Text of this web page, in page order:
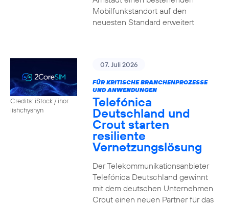
Mobilfunkstandort auf den
neuesten Standard erweitert
Credits: iStock / ihor
lishchyshyn
07. Juli 2026
FÜR KRITISCHE BRANCHENPROZESSE
UND ANWENDUNGEN
Telefónica
Deutschland und
Crout starten
resiliente
Vernetzungslösung
Der Telekommunikationsanbieter
Telefónica Deutschland gewinnt
mit dem deutschen Unternehmen
Crout einen neuen Partner für das